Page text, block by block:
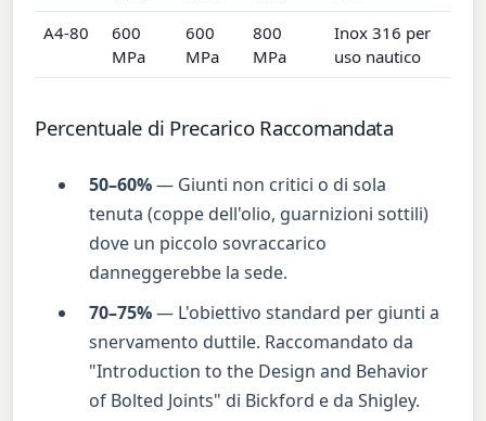
A4-80
600
MPa
600
MPa
800
MPa
Inox 316 per
uso nautico
Percentuale di Precarico Raccomandata
50–60%— Giunti non critici o di sola
tenuta (coppe dell'olio, guarnizioni sottili)
dove un piccolo sovraccarico
danneggerebbe la sede.
70–75%— L'obiettivo standard per giunti a
snervamento duttile. Raccomandato da
"Introduction to the Design and Behavior
of Bolted Joints" di Bickford e da Shigley.